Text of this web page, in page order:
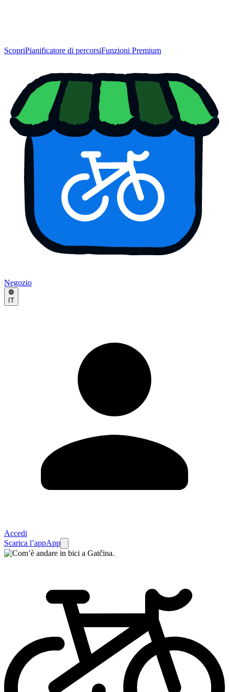
ScopriPianificatore di percorsiFunzioni Premium
Negozio
IT
Accedi
Scarica l’appApp